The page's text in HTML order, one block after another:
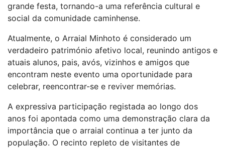
grande festa, tornando-a uma referência cultural e
social da comunidade caminhense.
Atualmente, o Arraial Minhoto é considerado um
verdadeiro património afetivo local, reunindo antigos e
atuais alunos, pais, avós, vizinhos e amigos que
encontram neste evento uma oportunidade para
celebrar, reencontrar-se e reviver memórias.
A expressiva participação registada ao longo dos
anos foi apontada como uma demonstração clara da
importância que o arraial continua a ter junto da
população. O recinto repleto de visitantes de